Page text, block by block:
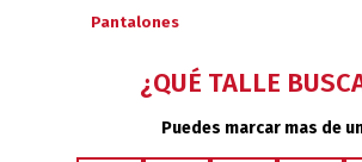
Pantalones
¿QUÉ TALLE
Puedes marcar mas de